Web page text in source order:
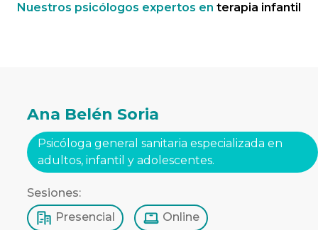
Nuestros psicólogos expertos en terapia infantil
Ana Belén Soria
Psicóloga general sanitaria especializada en
adultos, infantil y adolescentes.
Sesiones:
Presencial
Online